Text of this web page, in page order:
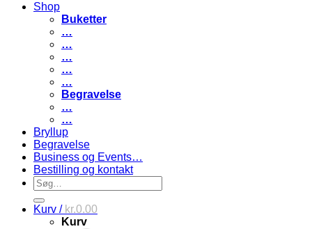
Shop
Buketter
…
…
…
…
…
Begravelse
…
…
Bryllup
Begravelse
Business og Events…
Bestilling og kontakt
Søg
efter:
Kurv / kr.0.00
Kurv